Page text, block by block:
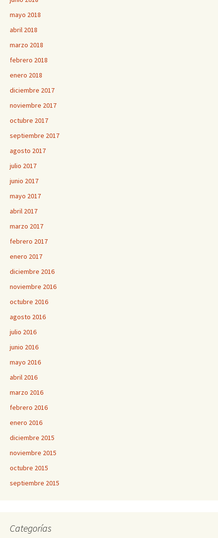
mayo 2018
abril 2018
marzo 2018
febrero 2018
enero 2018
diciembre 2017
noviembre 2017
octubre 2017
septiembre 2017
agosto 2017
julio 2017
junio 2017
mayo 2017
abril 2017
marzo 2017
febrero 2017
enero 2017
diciembre 2016
noviembre 2016
octubre 2016
agosto 2016
julio 2016
junio 2016
mayo 2016
abril 2016
marzo 2016
febrero 2016
enero 2016
diciembre 2015
noviembre 2015
octubre 2015
septiembre 2015
Categorías